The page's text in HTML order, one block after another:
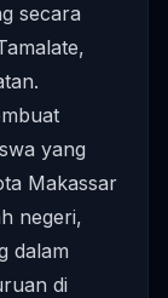
secara
yang
Makassar
negeri,
dalam
di